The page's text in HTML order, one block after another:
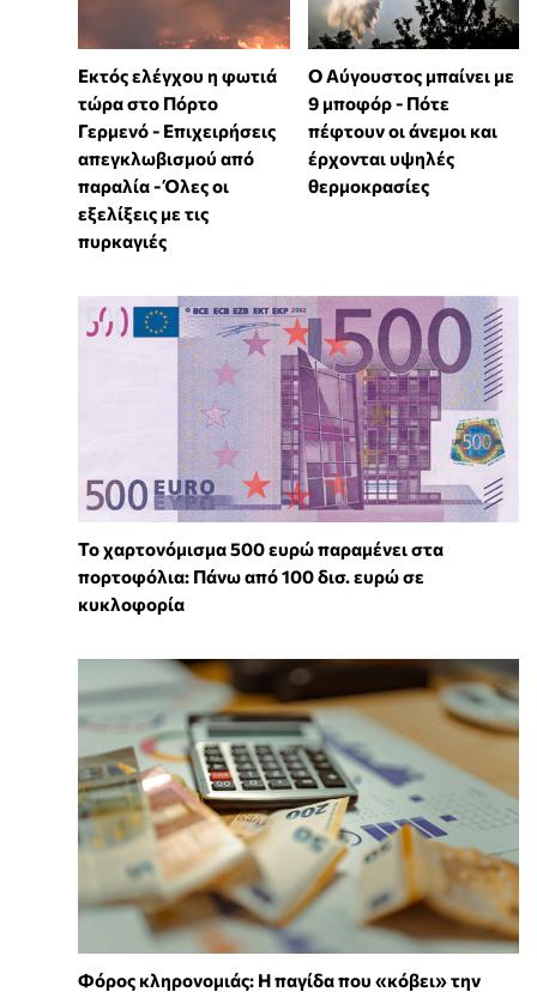
Εκτός ελέγχου η φωτιά
τώρα στο Πόρτο
Γερμενό - Επιχειρήσεις
απεγκλωβισμού από
παραλία - Όλες οι
εξελίξεις με τις
πυρκαγιές
Ο Αύγουστος μπαίνει με
9 μποφόρ - Πότε
πέφτουν οι άνεμοι και
έρχονται υψηλές
θερμοκρασίες
Το χαρτονόμισμα 500 ευρώ παραμένει στα
πορτοφόλια: Πάνω από 100 δισ. ευρώ σε
κυκλοφορία
Φόρος κληρονομιάς: Η παγίδα που «κόβει» την